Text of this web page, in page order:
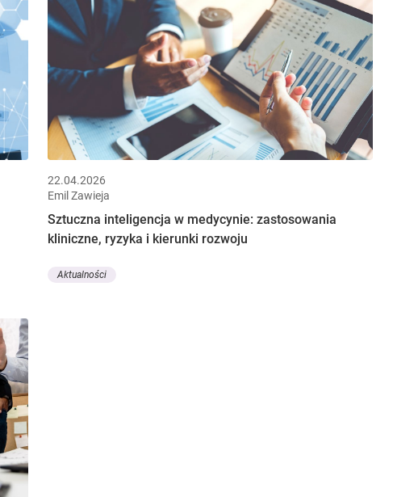
22.04.2026
Emil Zawieja
Sztuczna inteligencja w medycynie: zastosowania
kliniczne, ryzyka i kierunki rozwoju
Aktualności